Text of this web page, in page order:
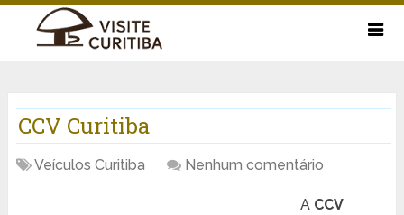
CCV Curitiba
Veículos Curitiba Nenhum comentário
A CCV